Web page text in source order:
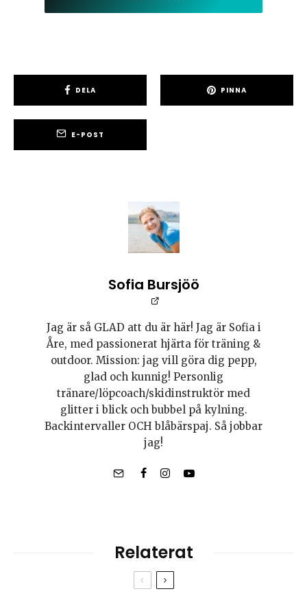
DELA PINNA
E-POST
Sofia Bursjöö
Jag är så GLAD att du är här! Jag är Sofia i
Åre, med passionerat hjärta för träning &
outdoor. Mission: jag vill göra dig pepp,
glad och kunnig! Personlig
tränare/löpcoach/skidinstruktör med
glitter i blick och bubbel på kylning.
Backintervaller OCH blåbärspaj. Så jobbar
jag!
Relaterat